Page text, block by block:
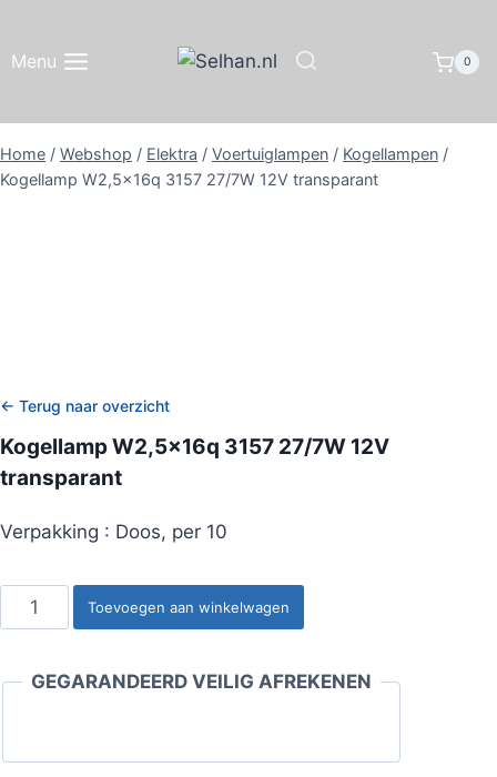
inhoud
Menu 0
Home / Webshop / Elektra / Voertuiglampen / Kogellampen /
Kogellamp W2,5x16q 3157 27/7W 12V transparant
← Terug naar overzicht
Kogellamp W2,5x16q 3157 27/7W 12V
transparant
Verpakking : Doos, per 10
Kogellamp
W2,5x16q
27/7W
Toevoegen aan winkelwagen
GEGARANDEERD VEILIG AFREKENEN